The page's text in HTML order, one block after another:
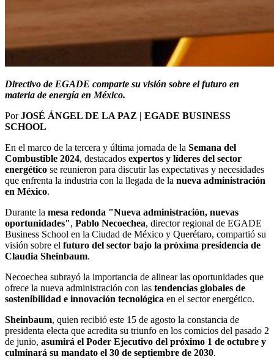
Directivo de EGADE comparte su visión sobre el futuro en
materia de energía en México.
PorJOSÉ ÁNGEL DE LA PAZ | EGADE BUSINESS
SCHOOL
En el marco de la tercera y última jornada de la Semana del
Combustible 2024, destacados expertos y líderes del sector
energético se reunieron para discutir las expectativas y necesidades
que enfrenta la industria con la llegada de la nueva administración
en México.
Durante la mesa redonda "Nueva administración, nuevas
oportunidades", Pablo Necoechea, director regional de EGADE
Business School en la Ciudad de México y Querétaro, compartió su
visión sobre el futuro del sector bajo la próxima presidencia de
Claudia Sheinbaum.
Necoechea subrayó la importancia de alinear las oportunidades que
ofrece la nueva administración con las tendencias globales de
sostenibilidad e innovación tecnológica en el sector energético.
Sheinbaum, quien recibió este 15 de agosto la constancia de
presidenta electa que acredita su triunfo en los comicios del pasado 2
de junio, asumirá el Poder Ejecutivo del próximo 1 de octubre y
culminará su mandato el 30 de septiembre de 2030.